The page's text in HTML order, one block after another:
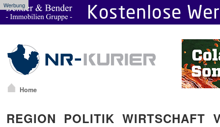
Werbung
Home
REGION POLITIK WIRTSCHAFT